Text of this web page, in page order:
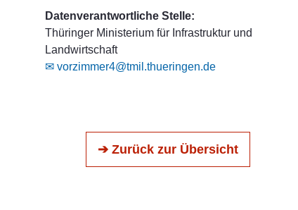
Datenverantwortliche Stelle:
Thüringer Ministerium für Infrastruktur und
Landwirtschaft
✉ vorzimmer4@tmil.thueringen.de
➔ Zurück zur Übersicht